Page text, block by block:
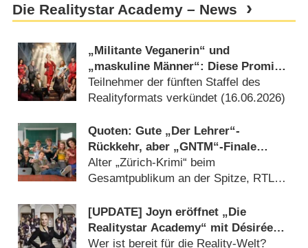
Die Realitystar Academy – News
„Militante Veganerin“ und
„maskuline Männer“: Diese Promis
schickt Joyn in diesem Jahr zum
Büßen
Teilnehmer der fünften Staffel des
Realityformats verkündet (16.06.2026)
Quoten: Gute „Der Lehrer“-
Rückkehr, aber „GNTM“-Finale
überragt in der Zielgruppe
Alter „Zürich-Krimi“ beim
Gesamtpublikum an der Spitze, RTL
(29.05.2026)
[UPDATE] Joyn eröffnet „Die
Realitystar Academy“ mit Désirée
Nick
Wer ist bereit für die Reality-Welt?